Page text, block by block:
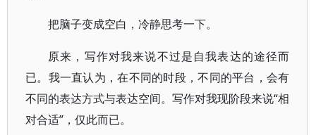
把脑子变成空白，冷静思考一下。
原来，写作对我来说不过是自我表达的途径而
已。我一直认为，在不同的时段，不同的平台，会有
不同的表达方式与表达空间。写作对我现阶段来说“相
对合适”，仅此而已。